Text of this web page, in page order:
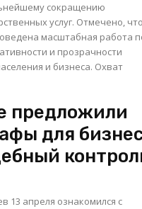
сокращению
Отмечено, что за
масштабная работа
и прозрачности
и бизнеса. Охват
предложили
для
13 апреля ознакомился с